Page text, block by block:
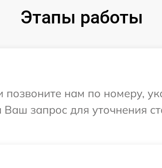
Этапы работы
нам по номеру,
Ваш запрос для уточнения